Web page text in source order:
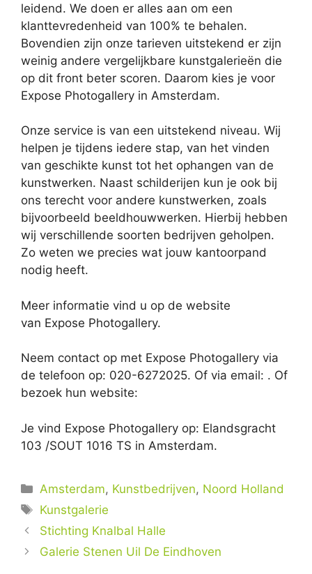
leidend. We doen er alles aan om een
klanttevredenheid van 100% te behalen.
Bovendien zijn onze tarieven uitstekend er zijn
weinig andere vergelijkbare kunstgalerieën die
op dit front beter scoren. Daarom kies je voor
Expose Photogallery in Amsterdam.
Onze service is van een uitstekend niveau. Wij
helpen je tijdens iedere stap, van het vinden
van geschikte kunst tot het ophangen van de
kunstwerken. Naast schilderijen kun je ook bij
ons terecht voor andere kunstwerken, zoals
bijvoorbeeld beeldhouwwerken. Hierbij hebben
wij verschillende soorten bedrijven geholpen.
Zo weten we precies wat jouw kantoorpand
nodig heeft.
Meer informatie vind u op de website
van Expose Photogallery.
Neem contact op met Expose Photogallery via
de telefoon op: 020-6272025. Of via email: . Of
bezoek hun website:
Je vind Expose Photogallery op: Elandsgracht
103 /SOUT 1016 TS in Amsterdam.
Categorieën
Amsterdam, Kunstbedrijven, Noord Holland
Tags
Kunstgalerie
Stichting Knalbal Halle
Galerie Stenen Uil De Eindhoven